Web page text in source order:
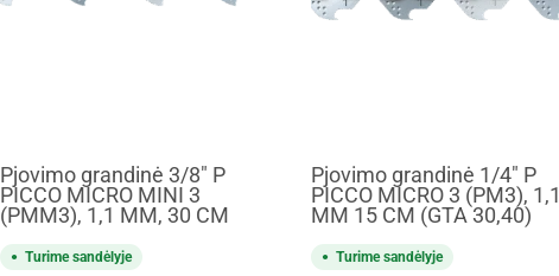
Pjovimo grandinė 3/8" P
PICCO MICRO MINI 3
(PMM3), 1,1 MM, 30 CM
Turime sandėlyje
Pjovimo grandinė 1/4" P
PICCO MICRO 3 (PM3), 1,1
MM 15 CM (GTA 30,40)
Turime sandėlyje